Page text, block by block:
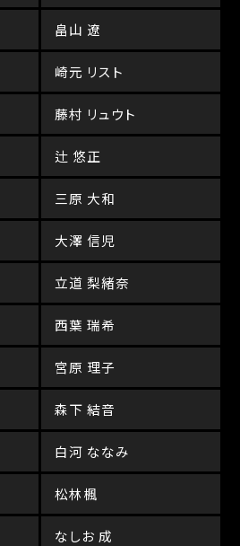
畠山 遼
崎元 リスト
藤村 リュウト
辻 悠正
三原 大和
大澤 信児
立道 梨緒奈
西葉 瑞希
宮原 理子
森下 結音
白河 ななみ
松林楓
なしお 成